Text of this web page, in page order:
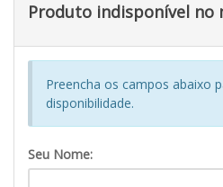
Produto indisponível no
Preencha os campos abaixo
disponibilidade.
Seu Nome: